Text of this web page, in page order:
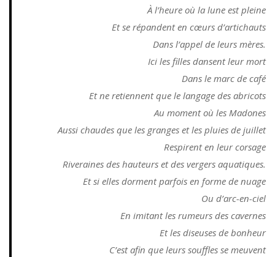
À l’heure où la lune est pleine
Et se répandent en cœurs d’artichauts
Dans l’appel de leurs mères.
Ici les filles dansent leur mort
Dans le marc de café
Et ne retiennent que le langage des abricots
Au moment où les Madones
Aussi chaudes que les granges et les pluies de juillet
Respirent en leur corsage
Riveraines des hauteurs et des vergers aquatiques.
Et si elles dorment parfois en forme de nuage
Ou d’arc-en-ciel
En imitant les rumeurs des cavernes
Et les diseuses de bonheur
C’est afin que leurs souffles se meuvent